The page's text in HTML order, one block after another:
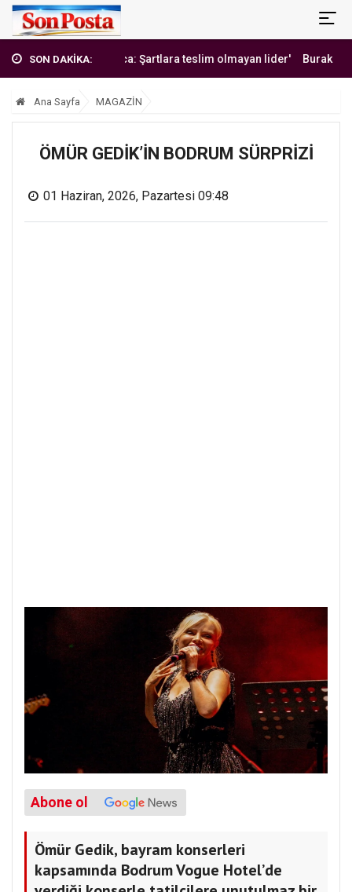
SON DAKİKA:
'Erbakan Hoca: Şartlara teslim olmayan lider' Burak
Ana Sayfa MAGAZİN
ÖMÜR GEDİK’İN BODRUM SÜRPRİZİ
01 Haziran, 2026, Pazartesi 09:48
Abone ol
Ömür Gedik, bayram konserleri
kapsamında Bodrum Vogue Hotel’de